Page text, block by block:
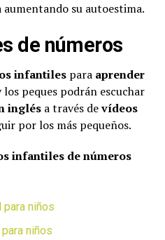
su autoestima.
de números
infantiles para aprender
los peques podrán escuchar
inglés a través devídeos
por los más pequeños.
infantiles de números
para niños
niños